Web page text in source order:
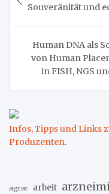
Souveränität und
Human DNA als
von Human
in FISH, NGS
Infos, Tipps und Links
Produzenten.
agrar arbeit